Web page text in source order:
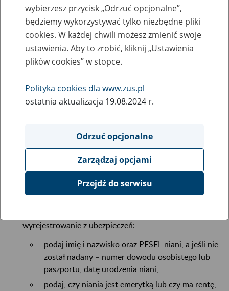
Wyrejestrowanie rodzica
zatrudniającego nianię
28
siebie jako osobę zatrudniającą nianię – wypełnij
formularz ZUS ZWPAwyrejestrowanie płatnika
składek (podaj swój NIP, PESEL, imię i nazwisko, datę
urodzenia i datę rozwiązania umowy) i podpisz go,
wyrejestrowanie z ubezpieczeń:
podaj imię i nazwisko oraz PESEL niani, a jeśli nie
został nadany – numer dowodu osobistego lub
paszportu, datę urodzenia niani,
podaj, czy niania jest emerytką lub czy ma rentę,
wybierzesz przycisk „Odrzuć opcjonalne”,
będziemy wykorzystywać tylko niezbędne pliki
cookies. W każdej chwili możesz zmienić swoje
ustawienia. Aby to zrobić, kliknij „Ustawienia
plików cookies” w stopce.
Polityka cookies dla www.zus.pl
ostatnia aktualizacja 19.08.2024 r.
Odrzuć opcjonalne
Zarządzaj opcjami
Przejdź do serwisu